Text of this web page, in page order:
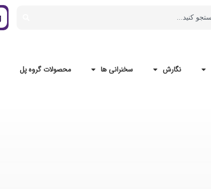
نگارش سخنرانی ها محصولات گروه پل